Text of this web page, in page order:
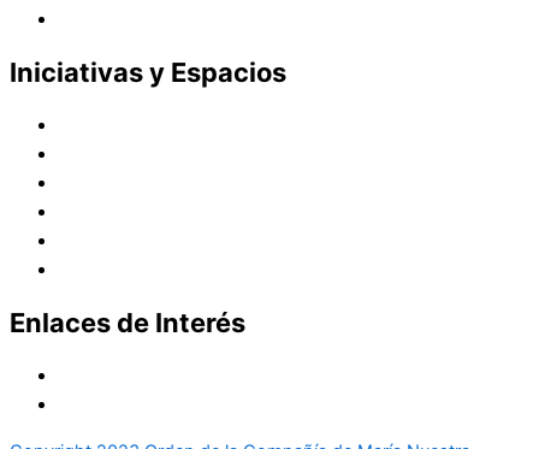
Iniciativas y Espacios
Enlaces de Interés